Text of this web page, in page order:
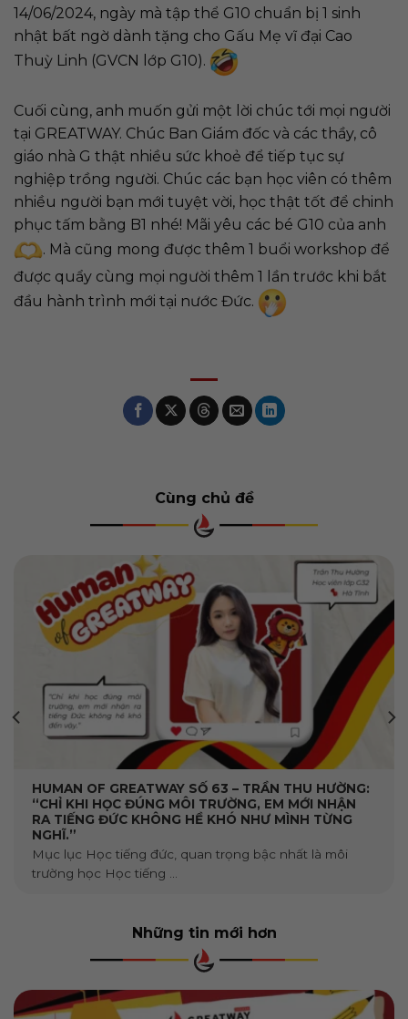
14/06/2024, ngày mà tập thể G10 chuẩn bị 1 sinh
nhật bất ngờ dành tặng cho Gấu Mẹ vĩ đại Cao
Thuỳ Linh (GVCN lớp G10).
Cuối cùng, anh muốn gửi một lời chúc tới mọi người
tại GREATWAY. Chúc Ban Giám đốc và các thầy, cô
giáo nhà G thật nhiều sức khoẻ để tiếp tục sự
nghiệp trồng người. Chúc các bạn học viên có thêm
nhiều người bạn mới tuyệt vời, học thật tốt để chinh
phục tấm bằng B1 nhé! Mãi yêu các bé G10 của anh
. Mà cũng mong được thêm 1 buổi workshop để
được quẩy cùng mọi người thêm 1 lần trước khi bắt
đầu hành trình mới tại nước Đức.
Cùng chủ đề
HUMAN OF GREATWAY SỐ 63 – TRẦN THU HƯỜNG:
“CHỈ KHI HỌC ĐÚNG MÔI TRƯỜNG, EM MỚI NHẬN
RA TIẾNG ĐỨC KHÔNG HỀ KHÓ NHƯ MÌNH TỪNG
NGHĨ.”
Mục lục Học tiếng đức, quan trọng bậc nhất là môi
trường học Học tiếng ...
Những tin mới hơn